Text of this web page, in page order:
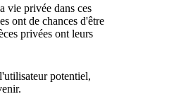
vie privée dans ces
ont de chances d'être
privées ont leurs
potentiel,